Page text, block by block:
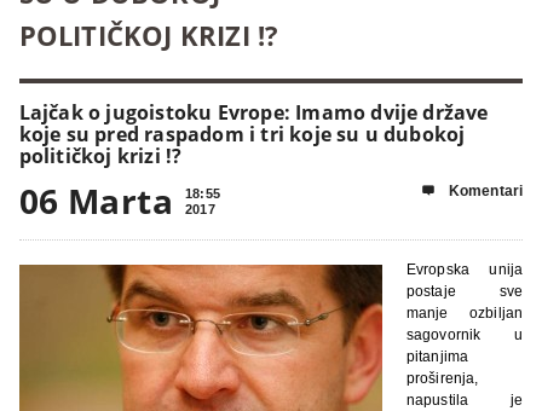
POLITIČKOJ KRIZI !?
Lajčak o jugoistoku Evrope: Imamo dvije države
koje su pred raspadom i tri koje su u dubokoj
političkoj krizi !?
06 Marta
18:55
2017
 Komentari
Evropska unija
postaje sve
manje ozbiljan
sagovornik u
pitanjima
proširenja,
napustila je